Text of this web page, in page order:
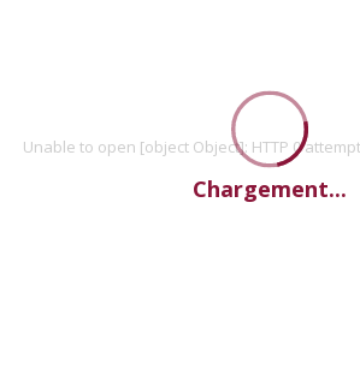
Unable to open [object Object]: HTTP 0
Chargement...